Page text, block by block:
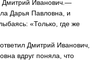
Иванович.—
Дарья Павловна, и
«Только, где же
Дмитрий Иванович,
вдруг поняла, что